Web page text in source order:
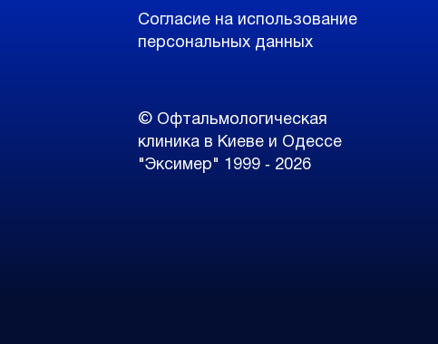
Согласие на использование
персональных данных
© Офтальмологическая
клиника в Киеве и Одессе
"Эксимер" 1999 ‑ 2026